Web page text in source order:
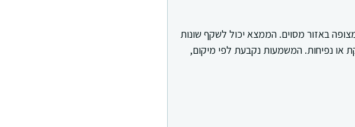
באזור מסוים. הממצא יכול לשקף שונות
או נפיחות. המשמעות נקבעת לפי מיקום,